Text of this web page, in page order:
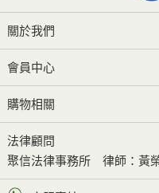
關於我們
會員中心
購物相關
法律顧問
聚信法律事務所
律師：黃